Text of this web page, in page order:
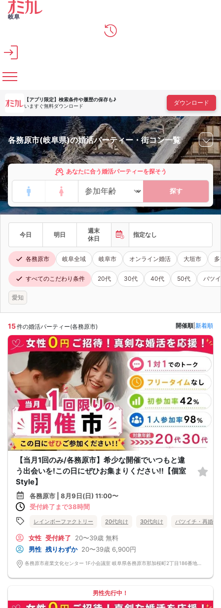
メインコンテンツへスキップ
岐阜
【アプリ限定】 検索条件や履歴の保存も♪
いますぐ無料ダウンロード
ダウンロード
各務原市(岐阜県)の婚活パーティー・街コン一覧
あなたに合う婚活パーティーを探そう
探す
今日 明日
週末
休日
指定なし
各務原市 岐阜全域 岐阜市 オンライン婚活 大垣市
すべてのこだわり条件 20代 30代 40代 50代 バツ
愛知
15件の婚活パーティー(各務原市) 開催順 新着順
【当月1回のみ/各務原市】希少な開催でいつもと違
う出会いを!この日にぜひお集まりください!!【個室
Style】
各務原市 | 8月9日(日) 11:00〜
受付終了まで38時間
レインボーファクトリー 20代向け 30代向け バツイチ・再婚
女性 受付終了 20〜39歳 無料
男性 残りわずか 20〜39歳 6,900円
男性先行中！